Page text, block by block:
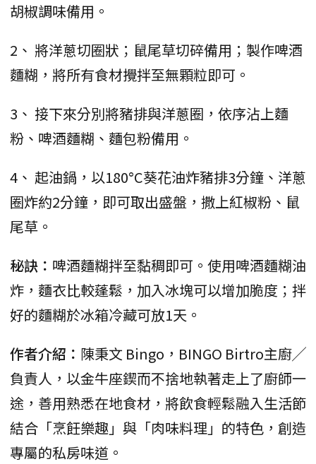
胡椒調味備用。
2、 將洋蔥切圈狀；鼠尾草切碎備用；製作啤酒
麵糊，將所有食材攪拌至無顆粒即可。
3、 接下來分別將豬排與洋蔥圈，依序沾上麵
粉、啤酒麵糊、麵包粉備用。
4、 起油鍋，以180°C葵花油炸豬排3分鐘、洋蔥
圈炸約2分鐘，即可取出盛盤，撒上紅椒粉、鼠
尾草。
秘訣： 啤酒麵糊拌至黏稠即可。使用啤酒麵糊油
炸，麵衣比較蓬鬆，加入冰塊可以增加脆度；拌
好的麵糊於冰箱冷藏可放1天。
作者介紹： 陳秉文 Bingo，BINGO Birtro主廚╱
負責人，以金牛座鍥而不捨地執著走上了廚師一
途，善用熟悉在地食材，將飲食輕鬆融入生活節
結合「烹飪樂趣」與「肉味料理」的特色，創造
專屬的私房味道。